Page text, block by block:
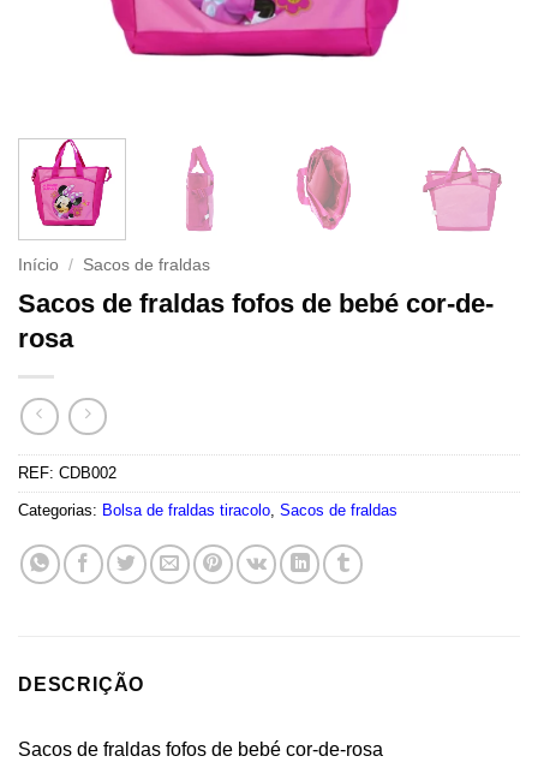
Início / Sacos de fraldas
Sacos de fraldas fofos de bebé cor-de-
rosa
REF: CDB002
Categorias: Bolsa de fraldas tiracolo, Sacos de fraldas
DESCRIÇÃO
Sacos de fraldas fofos de bebé cor-de-rosa